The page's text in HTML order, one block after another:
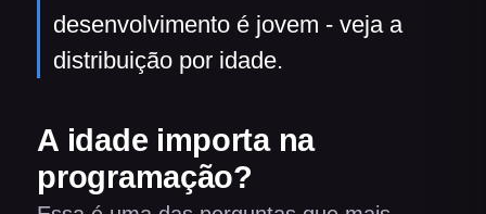
desenvolvimento é jovem - veja a
distribuição por idade.
A idade importa na
programação?